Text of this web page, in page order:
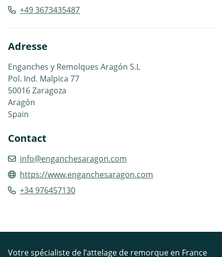
+49 3673435487
Adresse
Enganches y Remolques Aragón S.L
Pol. Ind. Malpica 77
50016 Zaragoza
Aragón
Spain
Contact
info@enganchesaragon.com
https://www.enganchesaragon.com
+34 976457130
Votre spécialiste de l’attelage de remorque en France